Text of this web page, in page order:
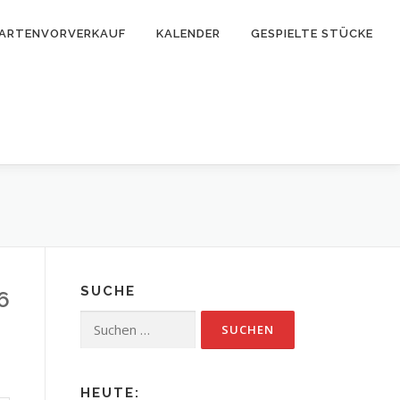
KALENDER GESPIELTE STÜCKE
SUCHE
nach:
HEUTE: